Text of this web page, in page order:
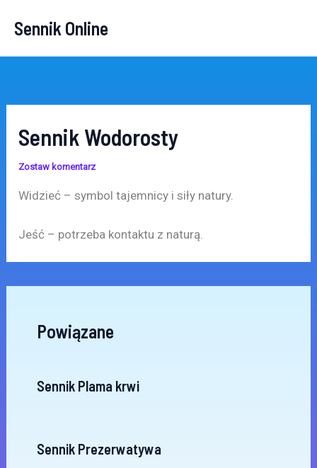
Sennik Online
Sennik Wodorosty
Zostaw komentarz
Widzieć – symbol tajemnicy i siły natury.
Jeść – potrzeba kontaktu z naturą.
Powiązane
Sennik Plama krwi
Sennik Prezerwatywa